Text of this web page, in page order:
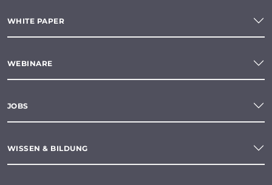
WHITE PAPER
WEBINARE
JOBS
WISSEN & BILDUNG